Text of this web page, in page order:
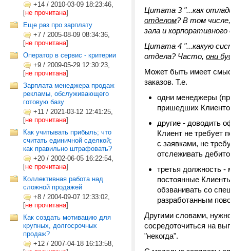
+14 / 2010-03-09 18:23:46,
[не прочитана]
Еще раз про зарплату
+7 / 2005-08-09 08:34:36,
[не прочитана]
Оператор в сервис - критерии
+9 / 2009-05-29 12:30:23,
[не прочитана]
Зарплата менеджера продаж
рекламы, обслуживающего
готовую базу
+11 / 2021-03-12 12:41:25,
[не прочитана]
Как учитывать прибыль; что
считать единичной сделкой;
как правильно штрафовать?
+20 / 2002-06-05 16:22:54,
[не прочитана]
Коллективная работа над
сложной продажей
+8 / 2004-09-07 12:33:02,
[не прочитана]
Как создать мотивацию для
крупных, долгосрочных
продаж?
+12 / 2007-04-18 16:13:58,
Цитата 3 "...как
отделом? В том
зала и
Цитата 4 "...какую
отдела? Часто, они
Может быть имеет
заказов. Т.е.
одни менеджеры
пришедших
другие - доводить
Клиент не требует
с заявками, не
отслеживать
третья должность
постоянные
обзванивать со
разработанным
Другими словами,
сосредоточиться на
"некогда".